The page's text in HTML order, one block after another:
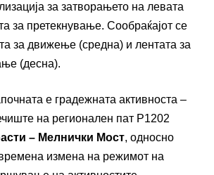
за затворањето на левата
за претекнување. Сообраќајот се
за движење (средна) и лентата за
(десна).
е градежната активноста –
на регионален пат Р1202
– Мелнички Мост, односно
измена на режимот на